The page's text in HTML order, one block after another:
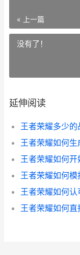
« 上一篇
没有了！
延伸阅读